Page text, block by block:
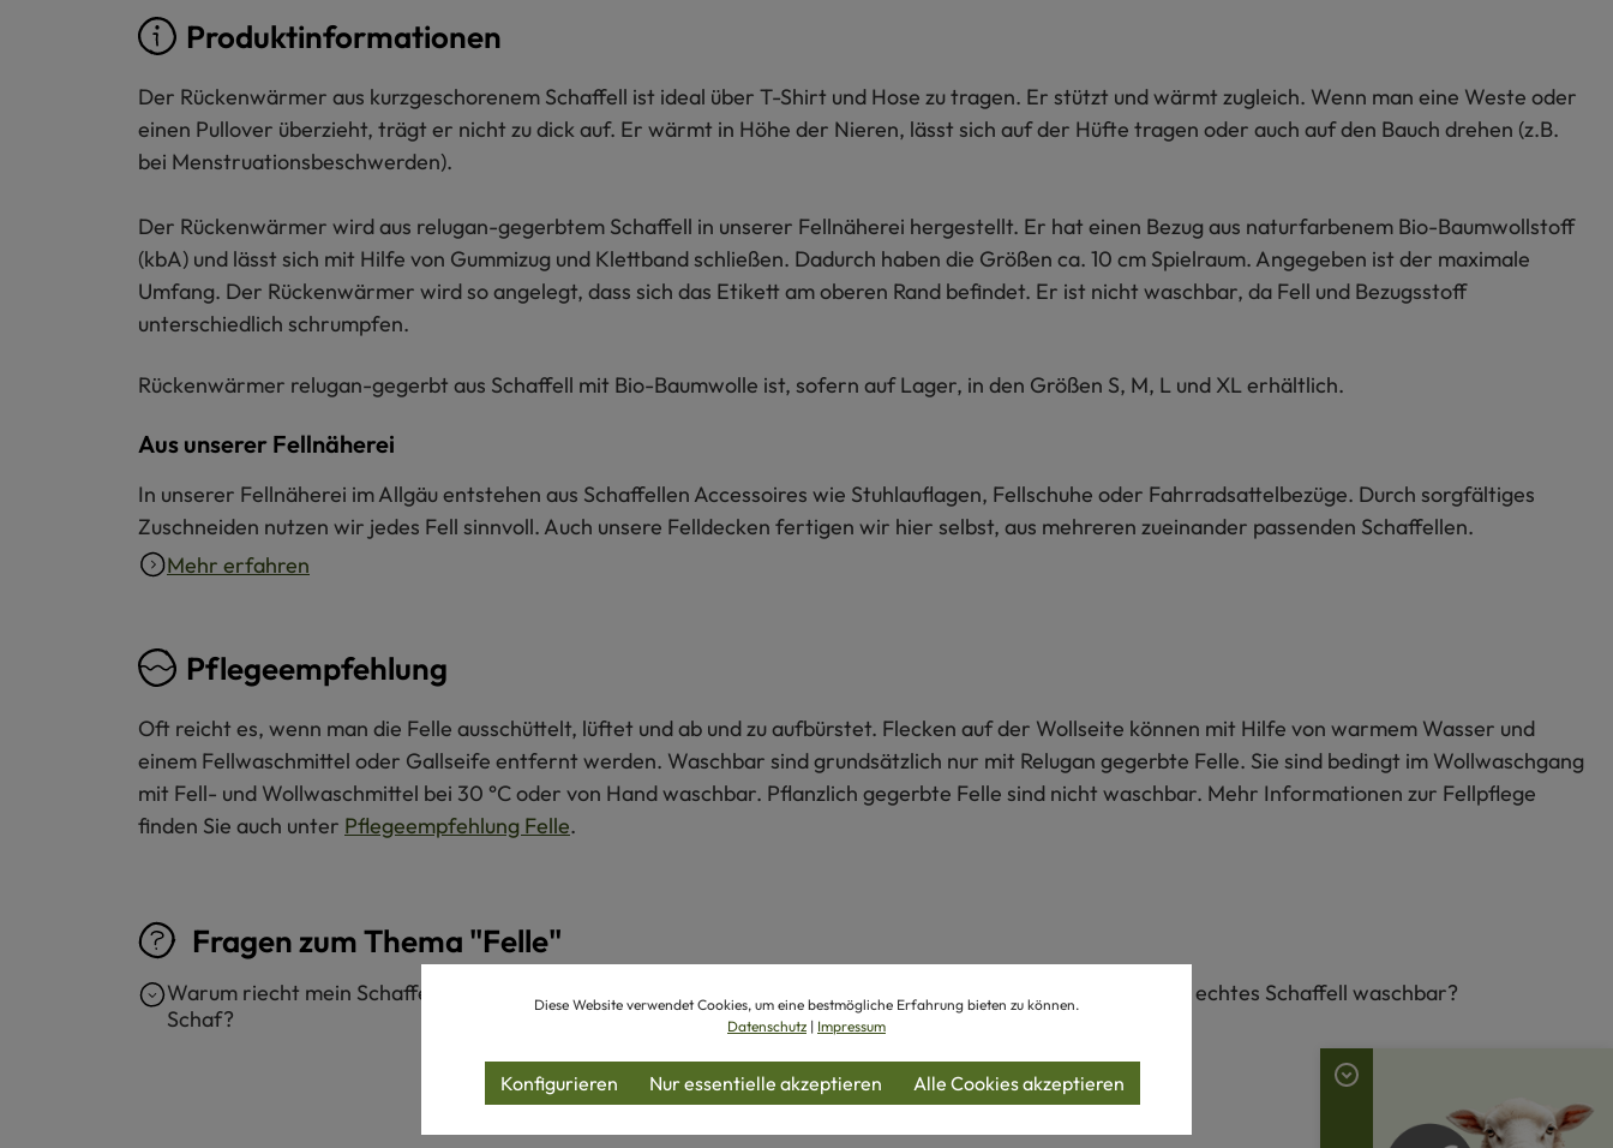
Produktinformationen
Der Rückenwärmer aus kurzgeschorenem Schaffell ist ideal über T-Shirt und Hose zu tragen. Er stützt und wärmt zugleich. Wenn man eine Weste oder
einen Pullover überzieht, trägt er nicht zu dick auf. Er wärmt in Höhe der Nieren, lässt sich auf der Hüfte tragen oder auch auf den Bauch drehen (z.B.
bei Menstruationsbeschwerden).
Der Rückenwärmer wird aus relugan-gegerbtem Schaffell in unserer Fellnäherei hergestellt. Er hat einen Bezug aus naturfarbenem Bio-Baumwollstoff
(kbA) und lässt sich mit Hilfe von Gummizug und Klettband schließen. Dadurch haben die Größen ca. 10 cm Spielraum. Angegeben ist der maximale
Umfang. Der Rückenwärmer wird so angelegt, dass sich das Etikett am oberen Rand befindet. Er ist nicht waschbar, da Fell und Bezugsstoff
unterschiedlich schrumpfen.
Rückenwärmer relugan-gegerbt aus Schaffell mit Bio-Baumwolle ist, sofern auf Lager, in den Größen S, M, L und XL erhältlich.
Aus unserer Fellnäherei
In unserer Fellnäherei im Allgäu entstehen aus Schaffellen Accessoires wie Stuhlauflagen, Fellschuhe oder Fahrradsattelbezüge. Durch sorgfältiges
Zuschneiden nutzen wir jedes Fell sinnvoll. Auch unsere Felldecken fertigen wir hier selbst, aus mehreren zueinander passenden Schaffellen.
Mehr erfahren
Pflegeempfehlung
Oft reicht es, wenn man die Felle ausschüttelt, lüftet und ab und zu aufbürstet. Flecken auf der Wollseite können mit Hilfe von warmem Wasser und
einem Fellwaschmittel oder Gallseife entfernt werden. Waschbar sind grundsätzlich nur mit Relugan gegerbte Felle. Sie sind bedingt im Wollwaschgang
mit Fell- und Wollwaschmittel bei 30 °C oder von Hand waschbar. Pflanzlich gegerbte Felle sind nicht waschbar. Mehr Informationen zur Fellpflege
finden Sie auch unter Pflegeempfehlung Felle.
Fragen zum Thema "Felle"
Warum riecht mein Schaffell sehr nach
Schaf?
flauschig?
Ist echtes Schaffell waschbar?
Diese Website verwendet Cookies, um eine bestmögliche Erfahrung bieten zu können.
Datenschutz | Impressum
Nur essentielle akzeptieren
Konfigurieren Alle Cookies akzeptieren